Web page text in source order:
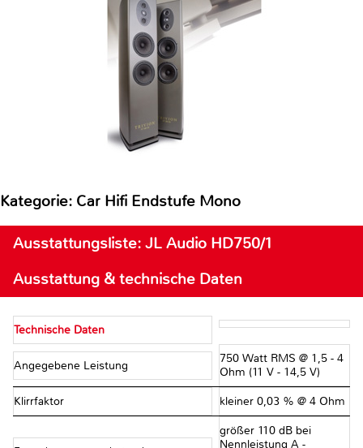
Kategorie: Car Hifi Endstufe Mono
Ausstattungsliste: JL Audio HD750/1
Ausstattung & technische Daten
Technische Daten
Angegebene Leistung
750 Watt RMS @ 1,5 - 4
Ohm (11 V - 14,5 V)
Klirrfaktor kleiner 0,03 % @ 4 Ohm
größer 110 dB bei
Nennleistung A -